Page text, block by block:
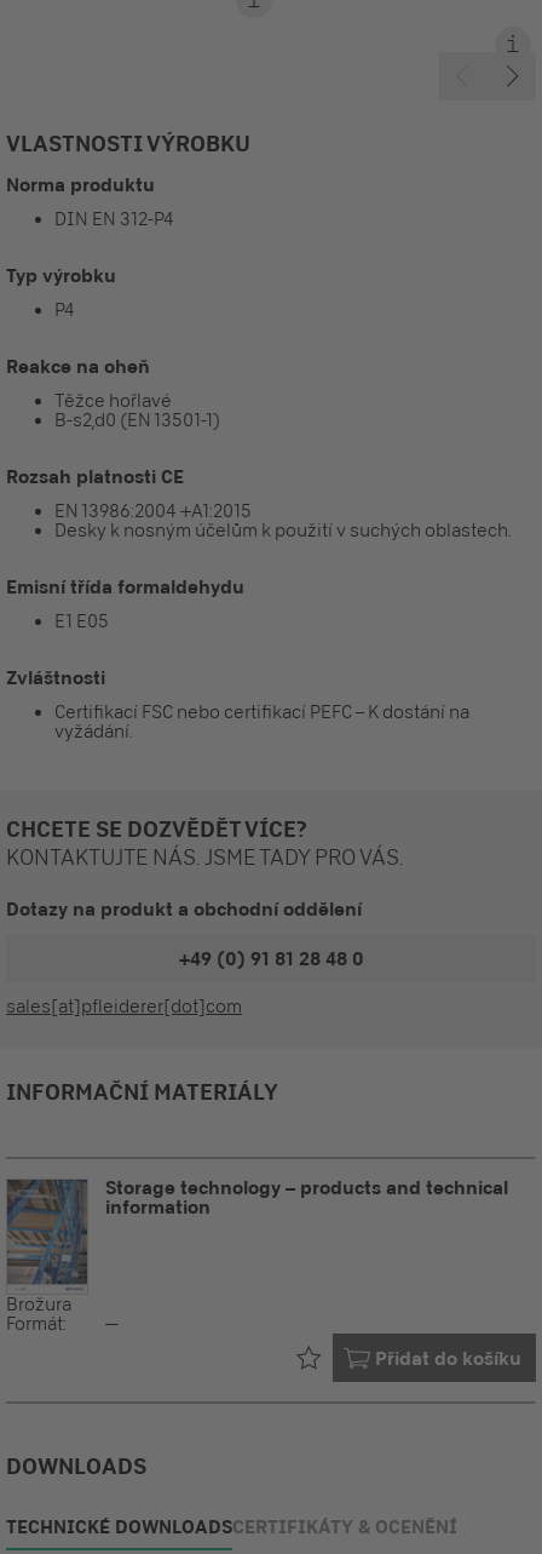
VLASTNOSTI VÝROBKU
Norma produktu
DIN EN 312-P4
Typ výrobku
P4
Reakce na oheň
Těžce hořlavé
B-s2,d0 (EN 13501-1)
Rozsah platnosti CE
EN 13986:2004 +A1:2015
Desky k nosným účelům k použití v suchých oblastech.
Emisní třída formaldehydu
E1 E05
Zvláštnosti
Certifikací FSC nebo certifikací PEFC – K dostání na
vyžádání.
CHCETE SE DOZVĚDĚT VÍCE?
KONTAKTUJTE NÁS. JSME TADY PRO VÁS.
Dotazy na produkt a obchodní oddělení
+49 (0) 91 81 28 48 0
sales[at]pfleiderer[dot]com
INFORMAČNÍ MATERIÁLY
Storage technology – products and technical
information
Brožura
Formát:
--
Přidat do košíku
Již ve vašem
DOWNLOADS
TECHNICKÉ DOWNLOADSCERTIFIKÁTY & OCENĚNÍ